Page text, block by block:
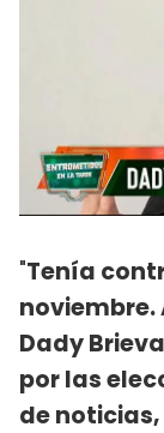
"Tenía
Dady Brieva
por las
de